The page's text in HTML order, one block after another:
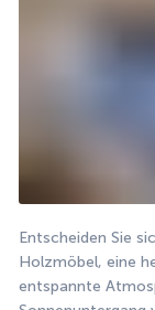
Entscheiden Sie
Holzmöbel, eine
entspannte